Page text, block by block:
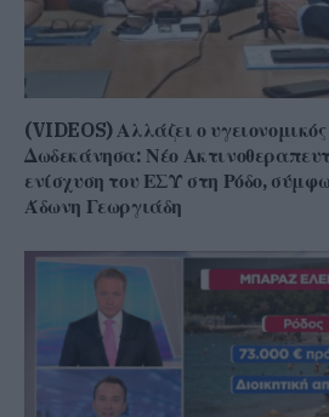
(VIDEOS) Αλλάζει ο
Δωδεκάνησα: Νέο
ενίσχυση του ΕΣΥ στη Ρόδο,
Άδωνη Γεωργιάδη